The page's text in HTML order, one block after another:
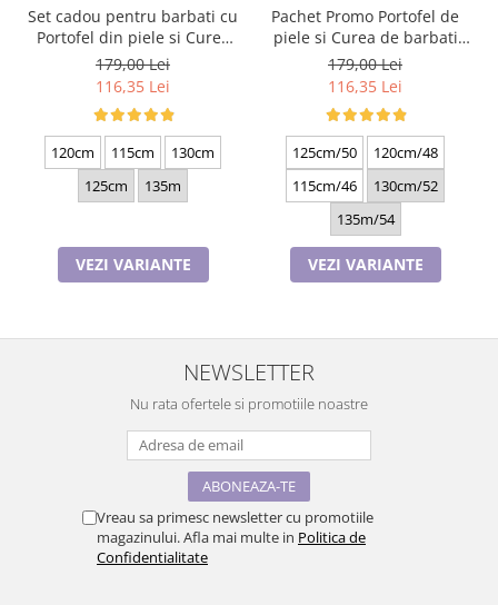
Set cadou pentru barbati cu
Portofel din piele si Curea
de barbati, negru 2210-4
179,00 Lei
116,35 Lei
120cm 115cm
130cm
125cm
135m
VEZI VARIANTE
Pachet Promo Portofel de
piele si Curea de barbati
neagra C130N-1881.4
179,00 Lei
116,35 Lei
125cm/50
120cm/48
115cm/46
130cm/52
135m/54
VEZI VARIANTE
NEWSLETTER
Nu rata ofertele si promotiile noastre
Vreau sa primesc newsletter cu promotiile
magazinului. Afla mai multe in Politica de
Confidentialitate